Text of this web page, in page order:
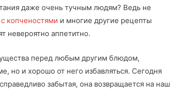
даже очень тучным людям? Ведь не
копченостями и многие другие рецепты
невероятно аппетитно.
перед любым другим блюдом,
но и хорошо от него избавляться. Сегодня
забытая, она возвращается на наш